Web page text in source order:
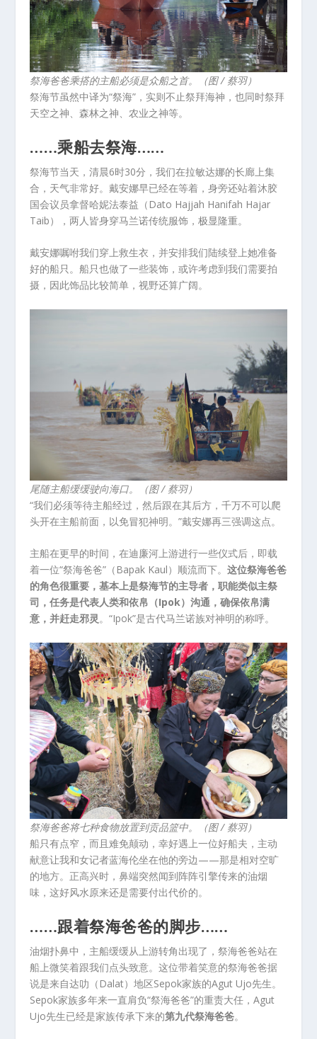
祭海爸爸乘搭的主船必须是众船之首。（图 / 蔡羽）
祭海节虽然中译为“祭海”，实则不止祭拜海神，也同时祭拜
天空之神、森林之神、农业之神等。
……乘船去祭海……
祭海节当天，清晨6时30分，我们在拉敏达娜的长廊上集
合，天气非常好。戴安娜早已经在等着，身旁还站着沐胶
国会议员拿督哈妮法泰益（Dato Hajjah Hanifah Hajar
Taib），两人皆身穿马兰诺传统服饰，极显隆重。
戴安娜嘱咐我们穿上救生衣，并安排我们陆续登上她准备
好的船只。船只也做了一些装饰，或许考虑到我们需要拍
摄，因此饰品比较简单，视野还算广阔。
尾随主船缓缓驶向海口。（图 / 蔡羽）
“我们必须等待主船经过，然后跟在其后方，千万不可以爬
头开在主船前面，以免冒犯神明。”戴安娜再三强调这点。
主船在更早的时间，在迪廉河上游进行一些仪式后，即载
着一位“祭海爸爸”（Bapak Kaul）顺流而下。这位祭海爸爸
的角色很重要，基本上是祭海节的主导者，职能类似主祭
司，任务是代表人类和依帛（Ipok）沟通，确保依帛满
意，并赶走邪灵。“Ipok”是古代马兰诺族对神明的称呼。
祭海爸爸将七种食物放置到贡品篮中。（图 / 蔡羽）
船只有点窄，而且难免颠动，幸好遇上一位好船夫，主动
献意让我和女记者蓝海伦坐在他的旁边——那是相对空旷
的地方。正高兴时，鼻端突然闻到阵阵引擎传来的油烟
味，这好风水原来还是需要付出代价的。
……跟着祭海爸爸的脚步……
油烟扑鼻中，主船缓缓从上游转角出现了，祭海爸爸站在
船上微笑着跟我们点头致意。这位带着笑意的祭海爸爸据
说是来自达叻（Dalat）地区Sepok家族的Agut Ujo先生。
Sepok家族多年来一直肩负“祭海爸爸”的重责大任，Agut
Ujo先生已经是家族传承下来的第九代祭海爸爸。